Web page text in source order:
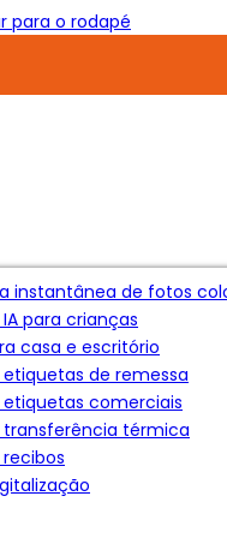
para o rodapé
instantânea de fotos
para crianças
casa e escritório
de remessa
comerciais
transferência térmica